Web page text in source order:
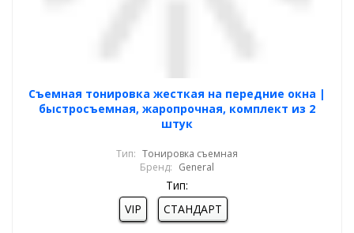
Cъемная тонировка жесткая на передние окна |
быстросъемная, жаропрочная, комплект из 2
штук
Тип: Тонировка съемная
Бренд: General
Тип:
VIP
СТАНДАРТ